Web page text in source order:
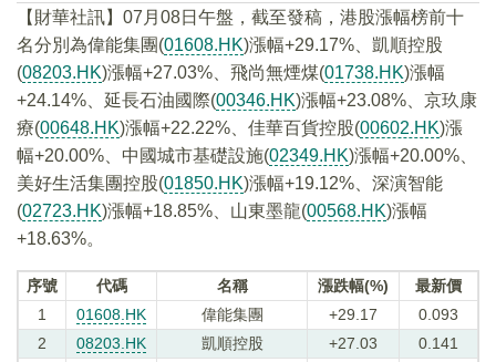
【財華社訊】07月08日午盤，截至發稿，港股漲幅榜前十
名分別為偉能集團(01608.HK)漲幅+29.17%、凱順控股
(08203.HK)漲幅+27.03%、飛尚無煙煤(01738.HK)漲幅
+24.14%、延長石油國際(00346.HK)漲幅+23.08%、京玖康
療(00648.HK)漲幅+22.22%、佳華百貨控股(00602.HK)漲
幅+20.00%、中國城市基礎設施(02349.HK)漲幅+20.00%、
美好生活集團控股(01850.HK)漲幅+19.12%、深演智能
(02723.HK)漲幅+18.85%、山東墨龍(00568.HK)漲幅
+18.63%。
序號 代碼 名稱 漲跌幅(%)
最新價
1
01608.HK 偉能集團 +29.17
0.093
2
08203.HK 凱順控股 +27.03
0.141